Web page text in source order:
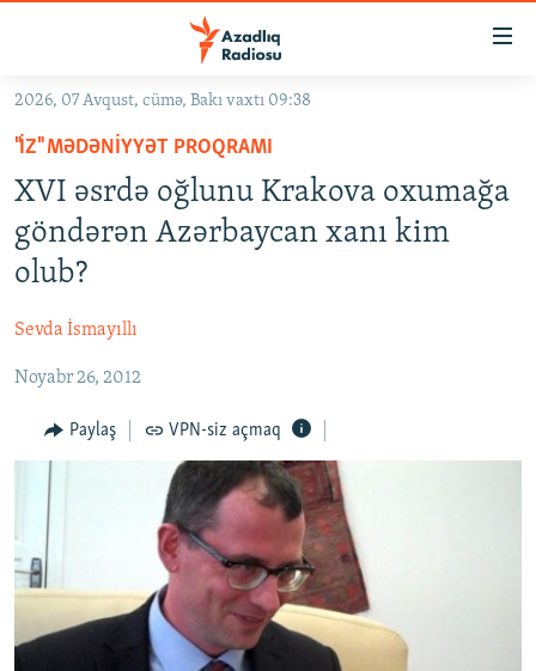
Əsas
qayıt
Əsas
naviqasiyaya
qayıt
Axtarışa
GÜNDƏM
KORRUPSIOMETR
#ƏSLINDƏ
QANUNI DOĞRU
ARAŞDIRMA
MULTIMEDIA
FOTOQALEREYA
İNFOQRAFIKA
RADIO ARXIV
OXU ZALI
AZƏRBAYCAN ƏDƏBIYYATI KITABXANASI
İSLAM VƏ DEMOKRATIYA
İZ - MƏDƏNIYYƏT PROQRAMI
HAQQIMIZDA
MISSIYAMIZ
PEŞƏ ETIKASI VƏ JURNALISTIKA STANDARTLARIMIZ
MATERIALLARIMIZDAN ISTIFADƏ
BIZI IZLƏ
2026, 07 Avqust, cümə, Bakı vaxtı 09:38
"İZ" MƏDƏNIYYƏT PROQRAMI
XVI əsrdə oğlunu Krakova oxumağa
göndərən Azərbaycan xanı kim
olub?
Sevda İsmayıllı
Noyabr 26, 2012
Paylaş VPN-siz açmaq